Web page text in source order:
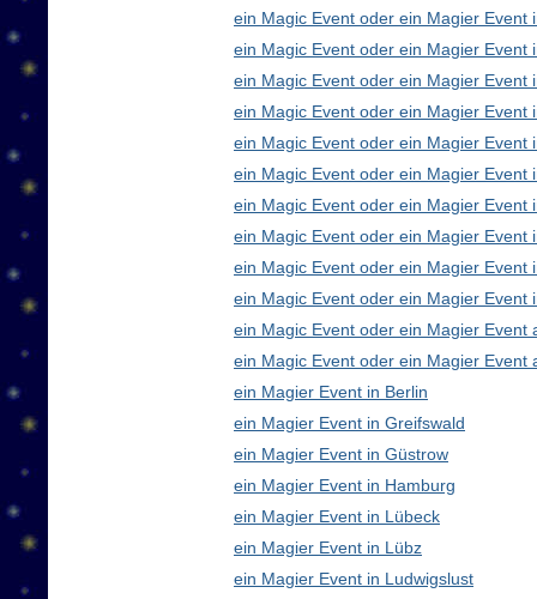
ein Magic Event oder ein Magier Event
ein Magic Event oder ein Magier Event
ein Magic Event oder ein Magier Event
ein Magic Event oder ein Magier Event
ein Magic Event oder ein Magier Event
ein Magic Event oder ein Magier Event
ein Magic Event oder ein Magier Event
ein Magic Event oder ein Magier Event
ein Magic Event oder ein Magier Event
ein Magic Event oder ein Magier Event
ein Magic Event oder ein Magier Event
ein Magic Event oder ein Magier Event
ein Magier Event in Berlin
ein Magier Event in Greifswald
ein Magier Event in Güstrow
ein Magier Event in Hamburg
ein Magier Event in Lübeck
ein Magier Event in Lübz
ein Magier Event in Ludwigslust